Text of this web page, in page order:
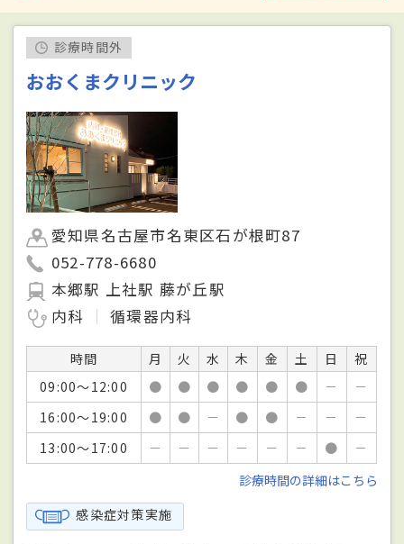
診療時間外
おおくまクリニック
愛知県名古屋市名東区石が根町87
052-778-6680
本郷駅 上社駅 藤が丘駅
内科
循環器内科
時間 月 火 水 木 金 土 日
祝
09:00～12:00
● ● ● ● ● ● －
－
16:00～19:00
● ● － ● ● － －
－
13:00～17:00
－ － － － － － ●
－
診療時間の詳細はこちら
感染症対策実施